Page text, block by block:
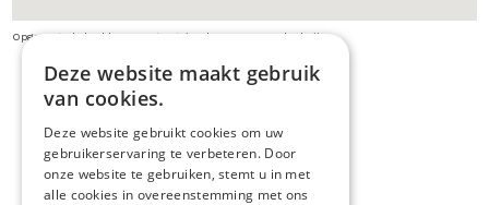
Opgepast: de beelden van streetview kunnen verouderd zijn
Deze website maakt gebruik
van cookies.
Deze website gebruikt cookies om uw
gebruikerservaring te verbeteren. Door
onze website te gebruiken, stemt u in met
alle cookies in overeenstemming met ons